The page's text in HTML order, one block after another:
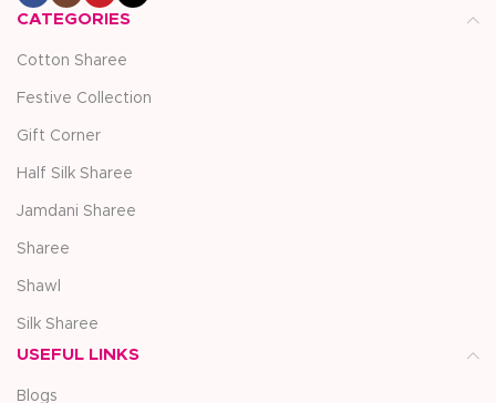
CATEGORIES
Cotton Sharee
Festive Collection
Gift Corner
Half Silk Sharee
Jamdani Sharee
Sharee
Shawl
Silk Sharee
USEFUL LINKS
Blogs